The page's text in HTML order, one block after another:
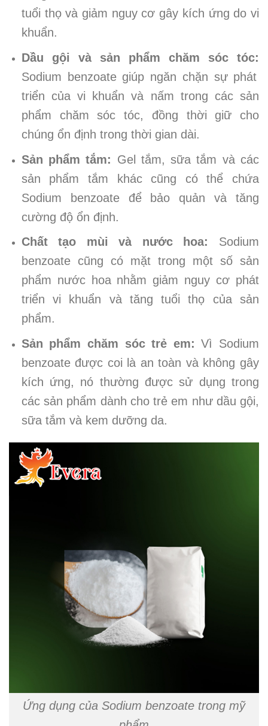
tuổi thọ và giảm nguy cơ gây kích ứng do vi
khuẩn.
Dầu gội và sản phẩm chăm sóc tóc:
Sodium benzoate giúp ngăn chặn sự phát
triển của vi khuẩn và nấm trong các sản
phẩm chăm sóc tóc, đồng thời giữ cho
chúng ổn định trong thời gian dài.
Sản phẩm tắm: Gel tắm, sữa tắm và các
sản phẩm tắm khác cũng có thể chứa
Sodium benzoate để bảo quản và tăng
cường độ ổn định.
Chất tạo mùi và nước hoa:
Sodium
benzoate cũng có mặt trong một số sản
phẩm nước hoa nhằm giảm nguy cơ phát
triển vi khuẩn và tăng tuổi thọ của sản
phẩm.
Sản phẩm chăm sóc trẻ em: Vì Sodium
benzoate được coi là an toàn và không gây
kích ứng, nó thường được sử dụng trong
các sản phẩm dành cho trẻ em như dầu gội,
sữa tắm và kem dưỡng da.
Ứng dụng của Sodium benzoate trong mỹ